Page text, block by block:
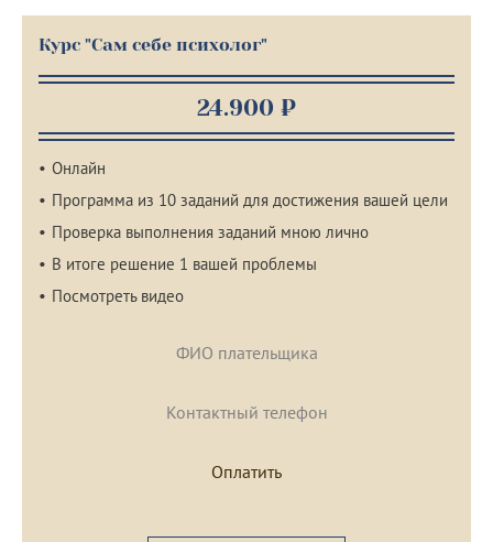
Курс "Сам себе психолог"
24.900 ₽
Онлайн
Программа из 10 заданий для достижения вашей цели
Проверка выполнения заданий мною лично
В итоге решение 1 вашей проблемы
Посмотреть видео